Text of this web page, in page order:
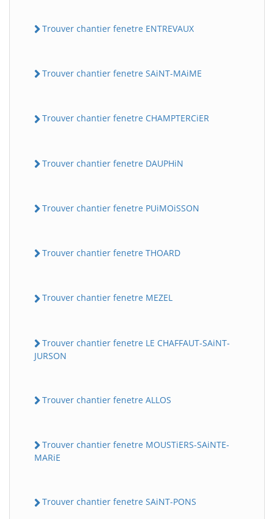
Trouver chantier fenetre ENTREVAUX
Trouver chantier fenetre SAiNT-MAiME
Trouver chantier fenetre CHAMPTERCiER
Trouver chantier fenetre DAUPHiN
Trouver chantier fenetre PUiMOiSSON
Trouver chantier fenetre THOARD
Trouver chantier fenetre MEZEL
Trouver chantier fenetre LE CHAFFAUT-SAiNT-
JURSON
Trouver chantier fenetre ALLOS
Trouver chantier fenetre MOUSTiERS-SAiNTE-
MARiE
Trouver chantier fenetre SAiNT-PONS